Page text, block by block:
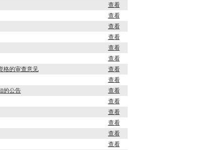
查看
查看
查看
查看
查看
查看
格的审查意见
查看
查看
的公告
查看
查看
查看
查看
查看
查看